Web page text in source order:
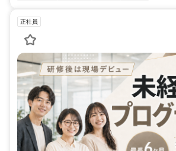
正社員